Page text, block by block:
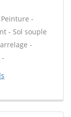
-
- Sol souple
-
-